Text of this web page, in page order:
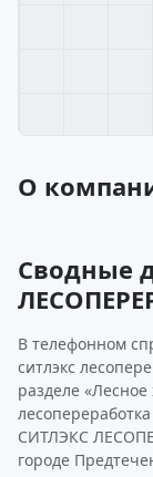
О
Сводные
В телефонном
ситлэкс
разделе «Лесное
СИТЛЭКС
городе